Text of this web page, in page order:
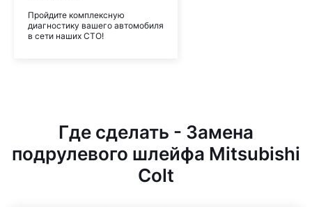
Пройдите комплексную
диагностику вашего автомобиля
в сети наших СТО!
Где сделать - Замена
подрулевого шлейфа Mitsubishi
Colt